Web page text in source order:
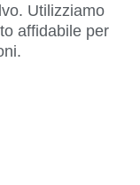
Utilizziamo
affidabile per